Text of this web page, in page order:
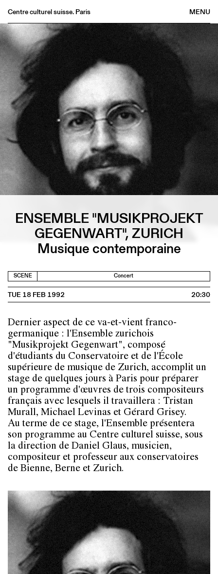
MENU
Centre culturel suisse. Paris
Agenda
Bookshop
Buvette
Archives
Medias
Publications
About
FR/ EN
ENSEMBLE "MUSIKPROJEKT
GEGENWART", ZURICH
Musique contemporaine
SCENE Concert
TUE 18 FEB 1992 20:30
Dernier aspect de ce va-et-vient franco-
germanique : l'Ensemble zurichois
"Musikprojekt Gegenwart", composé
d'étudiants du Conservatoire et de l'École
supérieure de musique de Zurich, accomplit un
stage de quelques jours à Paris pour préparer
un programme d'œuvres de trois compositeurs
français avec lesquels il travaillera : Tristan
Murall, Michael Levinas et Gérard Grisey.
Au terme de ce stage, l'Ensemble présentera
son programme au Centre culturel suisse, sous
la direction de Daniel Glaus, musicien,
compositeur et professeur aux conservatoires
de Bienne, Berne et Zurich.